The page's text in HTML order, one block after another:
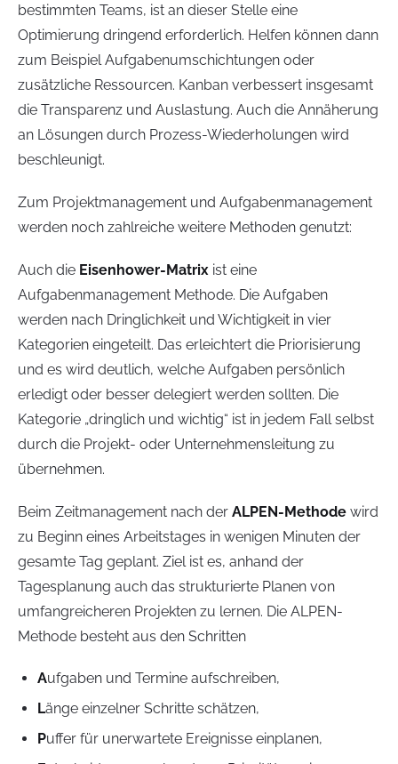
bestimmten Teams, ist an dieser Stelle eine
Optimierung dringend erforderlich. Helfen können dann
zum Beispiel Aufgabenumschichtungen oder
zusätzliche Ressourcen. Kanban verbessert insgesamt
die Transparenz und Auslastung. Auch die Annäherung
an Lösungen durch Prozess-Wiederholungen wird
beschleunigt.
Zum Projektmanagement und Aufgabenmanagement
werden noch zahlreiche weitere Methoden genutzt:
Auch die Eisenhower-Matrix ist eine
Aufgabenmanagement Methode. Die Aufgaben
werden nach Dringlichkeit und Wichtigkeit in vier
Kategorien eingeteilt. Das erleichtert die Priorisierung
und es wird deutlich, welche Aufgaben persönlich
erledigt oder besser delegiert werden sollten. Die
Kategorie „dringlich und wichtig“ ist in jedem Fall selbst
durch die Projekt- oder Unternehmensleitung zu
übernehmen.
Beim Zeitmanagement nach der ALPEN-Methode wird
zu Beginn eines Arbeitstages in wenigen Minuten der
gesamte Tag geplant. Ziel ist es, anhand der
Tagesplanung auch das strukturierte Planen von
umfangreicheren Projekten zu lernen. Die ALPEN-
Methode besteht aus den Schritten
Aufgaben und Termine aufschreiben,
Länge einzelner Schritte schätzen,
Puffer für unerwartete Ereignisse einplanen,